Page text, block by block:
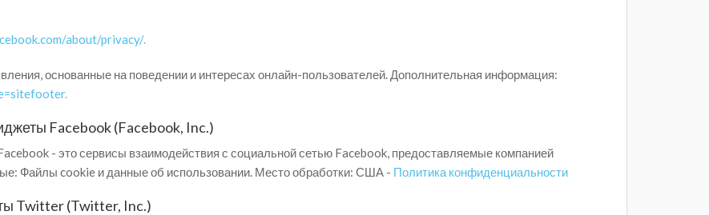
about/privacy/.
основанные на поведении и интересах онлайн-пользователей. Дополнительная информация:
Facebook (Facebook, Inc.)
- это сервисы взаимодействия с социальной сетью Facebook, предоставляемые компанией
Файлы cookie и данные об использовании. Место обработки: США - Политика конфиденциальности
Twitter (Twitter, Inc.)